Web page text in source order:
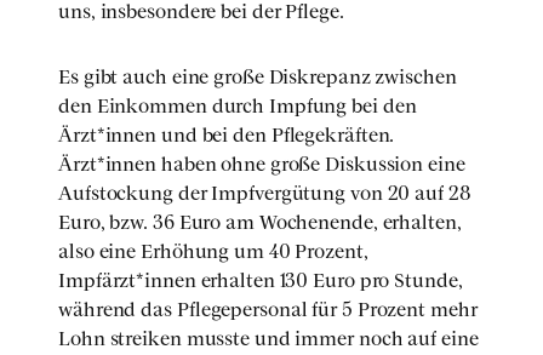
uns, ins­be­son­de­re bei der Pfle­ge.
Es gibt auch eine gro­ße Dis­kre­panz zwi­schen
den Ein­kom­men durch Imp­fung bei den
Ärzt*innen und bei den Pfle­ge­kräf­ten.
Ärzt*innen haben ohne gro­ße Dis­kus­si­on eine
Auf­sto­ckung der Impf­ver­gü­tung von 20 auf 28
Euro, bzw. 36 Euro am Wochen­en­de, erhal­ten,
also eine Erhö­hung um 40 Pro­zent,
Impfärzt*innen erhal­ten 130 Euro pro Stun­de,
wäh­rend das Pfle­ge­per­so­nal für 5 Pro­zent mehr
Lohn strei­ken muss­te und immer noch auf eine